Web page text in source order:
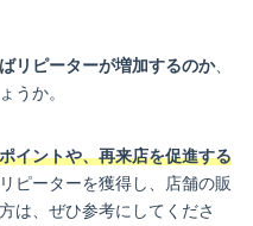
リピーターが増加するのか、
うか。
イントや、再来店を促進する
ピーターを獲得し、店舗の販
は、ぜひ参考にしてくださ